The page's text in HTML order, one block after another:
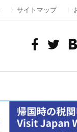
サイトマップ